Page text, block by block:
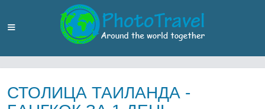
СТОЛИЦА ТАИЛАНДА -